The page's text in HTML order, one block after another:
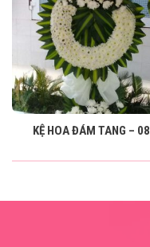
KỆ HOA ĐÁM TANG – 08